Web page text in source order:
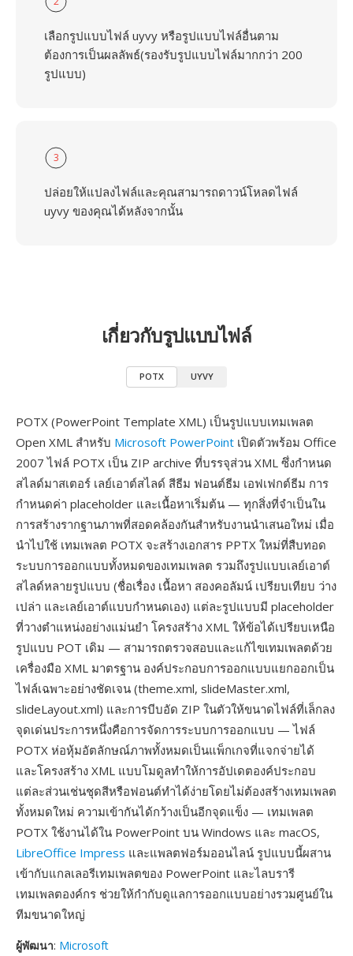
เลือกรูปแบบไฟล์ uyvy หรือรูปแบบไฟล์อื่นตาม
ต้องการเป็นผลลัพธ์(รองรับรูปแบบไฟล์มากกว่า 200
รูปแบบ)
3
ปล่อยให้แปลงไฟล์และคุณสามารถดาวน์โหลดไฟล์
uyvy ของคุณได้หลังจากนั้น
เกี่ยวกับรูปแบบไฟล์
POTX UYVY
POTX (PowerPoint Template XML) เป็นรูปแบบเทมเพลต
Open XML สำหรับ Microsoft PowerPoint เปิดตัวพร้อม Office
2007 ไฟล์ POTX เป็น ZIP archive ที่บรรจุส่วน XML ซึ่งกำหนด
สไลด์มาสเตอร์ เลย์เอาต์สไลด์ สีธีม ฟอนต์ธีม เอฟเฟกต์ธีม การ
กำหนดค่า placeholder และเนื้อหาเริ่มต้น — ทุกสิ่งที่จำเป็นใน
การสร้างรากฐานภาพที่สอดคล้องกันสำหรับงานนำเสนอใหม่ เมื่อ
นำไปใช้ เทมเพลต POTX จะสร้างเอกสาร PPTX ใหม่ที่สืบทอด
ระบบการออกแบบทั้งหมดของเทมเพลต รวมถึงรูปแบบเลย์เอาต์
สไลด์หลายรูปแบบ (ชื่อเรื่อง เนื้อหา สองคอลัมน์ เปรียบเทียบ ว่าง
เปล่า และเลย์เอาต์แบบกำหนดเอง) แต่ละรูปแบบมี placeholder
ที่วางตำแหน่งอย่างแม่นยำ โครงสร้าง XML ให้ข้อได้เปรียบเหนือ
รูปแบบ POT เดิม — สามารถตรวจสอบและแก้ไขเทมเพลตด้วย
เครื่องมือ XML มาตรฐาน องค์ประกอบการออกแบบแยกออกเป็น
ไฟล์เฉพาะอย่างชัดเจน (theme.xml, slideMaster.xml,
slideLayout.xml) และการบีบอัด ZIP ในตัวให้ขนาดไฟล์ที่เล็กลง
จุดเด่นประการหนึ่งคือการจัดการระบบการออกแบบ — ไฟล์
POTX ห่อหุ้มอัตลักษณ์ภาพทั้งหมดเป็นแพ็กเกจที่แจกจ่ายได้
และโครงสร้าง XML แบบโมดูลทำให้การอัปเดตองค์ประกอบ
แต่ละส่วนเช่นชุดสีหรือฟอนต์ทำได้ง่ายโดยไม่ต้องสร้างเทมเพลต
ทั้งหมดใหม่ ความเข้ากันได้กว้างเป็นอีกจุดแข็ง — เทมเพลต
POTX ใช้งานได้ใน PowerPoint บน Windows และ macOS,
LibreOffice Impress และแพลตฟอร์มออนไลน์ รูปแบบนี้ผสาน
เข้ากับแกลเลอรีเทมเพลตของ PowerPoint และไลบรารี
เทมเพลตองค์กร ช่วยให้กำกับดูแลการออกแบบอย่างรวมศูนย์ใน
ทีมขนาดใหญ่
ผู้พัฒนา: Microsoft